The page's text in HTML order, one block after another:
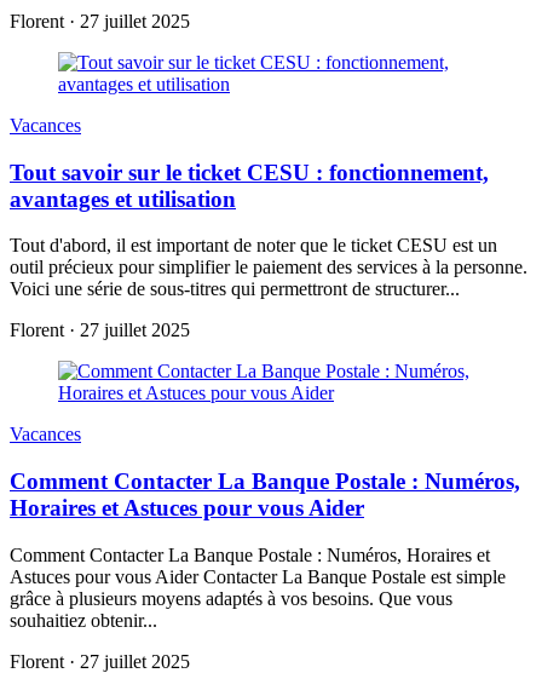
Florent · 27 juillet 2025
Vacances
Tout savoir sur le ticket CESU : fonctionnement,
avantages et utilisation
Tout d'abord, il est important de noter que le ticket CESU est un
outil précieux pour simplifier le paiement des services à la personne.
Voici une série de sous-titres qui permettront de structurer...
Florent · 27 juillet 2025
Vacances
Comment Contacter La Banque Postale : Numéros,
Horaires et Astuces pour vous Aider
Comment Contacter La Banque Postale : Numéros, Horaires et
Astuces pour vous Aider Contacter La Banque Postale est simple
grâce à plusieurs moyens adaptés à vos besoins. Que vous
souhaitiez obtenir...
Florent · 27 juillet 2025